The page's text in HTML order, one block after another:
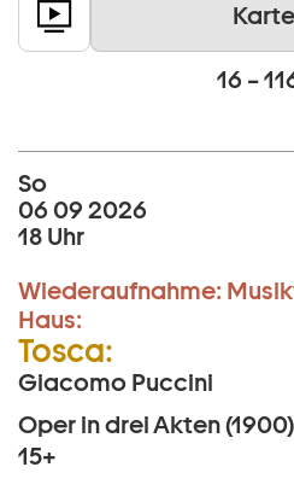
16 –
So
06 09 2026
18 Uhr
Wiederaufnahme:
Haus:
Tosca:
Giacomo Puccini
Oper in drei Akten (1900)
15+